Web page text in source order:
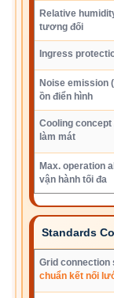
Relative
tương đối
Ingress
Noise emission
ồn điển hình
Cooling
làm mát
Max. operation
vận hành tối đa
Standards
Grid connection
chuẩn kết nối